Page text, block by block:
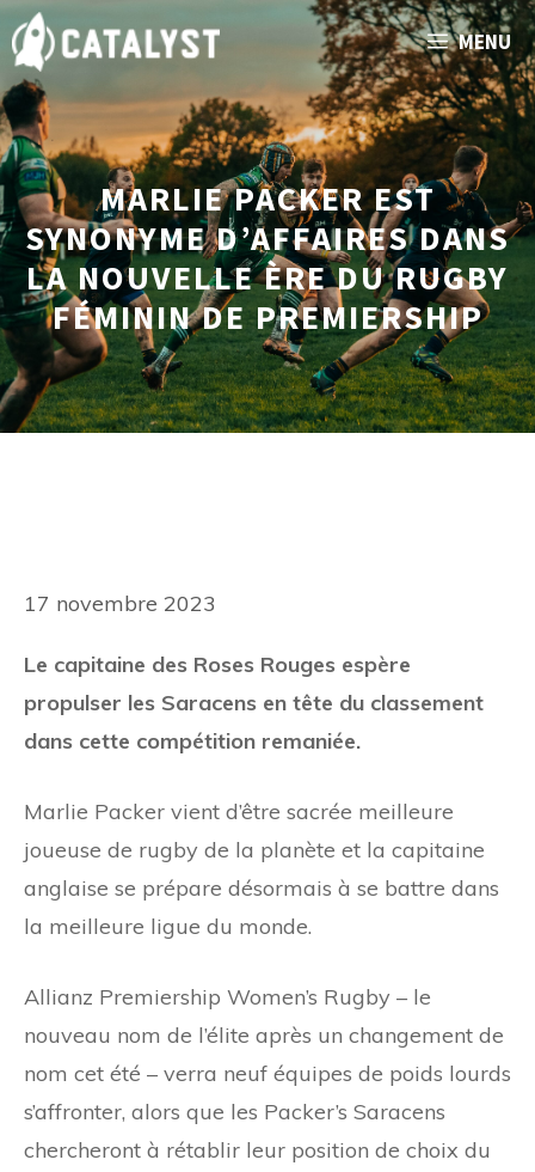
Aller
au
contenu
MENU
MARLIE PACKER EST
SYNONYME D’AFFAIRES DANS
LA NOUVELLE ÈRE DU RUGBY
FÉMININ DE PREMIERSHIP
17 novembre 2023
Le capitaine des Roses Rouges espère
propulser les Saracens en tête du classement
dans cette compétition remaniée.
Marlie Packer vient d’être sacrée meilleure
joueuse de rugby de la planète et la capitaine
anglaise se prépare désormais à se battre dans
la meilleure ligue du monde.
Allianz Premiership Women’s Rugby – le
nouveau nom de l’élite après un changement de
nom cet été – verra neuf équipes de poids lourds
s’affronter, alors que les Packer’s Saracens
chercheront à rétablir leur position de choix du